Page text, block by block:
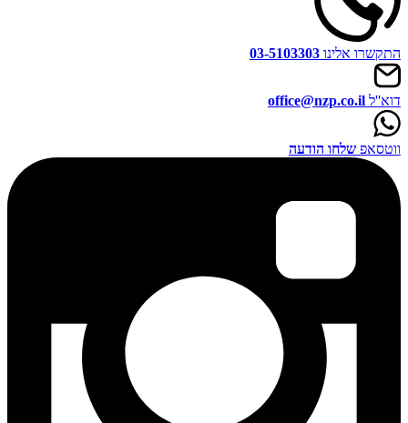
התקשרו אלינו 03-5103303
דוא''ל office@nzp.co.il
ווטסאפ שלחו הודעה